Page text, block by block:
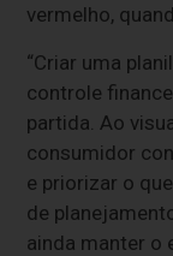
vermelho,
“Criar uma
controle
partida. Ao
consumidor
e priorizar o
de
ainda manter o